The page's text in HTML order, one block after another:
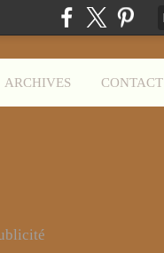
ARCHIVES CONTACT